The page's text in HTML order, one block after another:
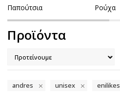
Παπούτσια Ρούχα
Προϊόντα
andres unisex enilikes